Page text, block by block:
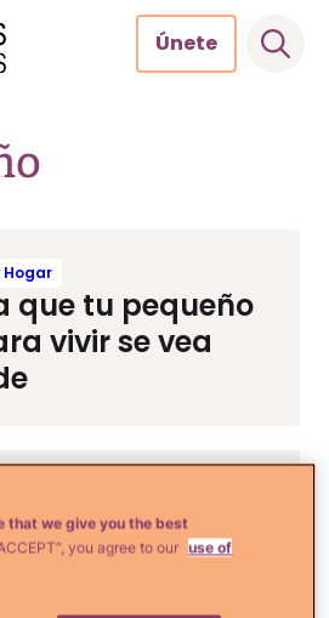
Únete
Hogar
que tu pequeño
vivir se vea
puedes hacer
que ya no usas
that we give you the best
you agree to our use of